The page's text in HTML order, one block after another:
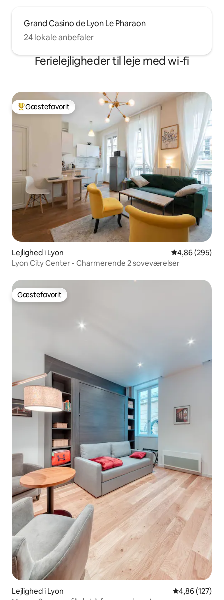
Grand Casino de Lyon Le Pharaon
24 lokale anbefaler
Ferielejligheder til leje med wi-fi
Bedste gæstefavorit
Gæstefavorit
Lejlighed i Lyon 4,86 ud af 5 i
4,86 (295)
Lyon City Center - Charmerende 2 soveværelser
Gæstefavorit
Gæstefavorit
Lejlighed i Lyon 4,86 ud af 5 i
4,86 (127)